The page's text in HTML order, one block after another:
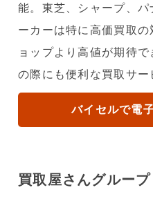
能。東芝、シャープ、
ーカーは特に高価買取
ョップより高値が期待
の際にも便利な買取サー
バイセルで電
買取屋さんグループ